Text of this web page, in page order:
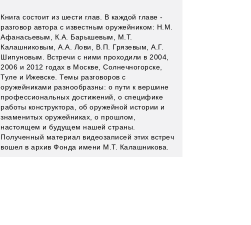
Книга состоит из шести глав. В каждой главе -
разговор автора с известным оружейником: Н.М.
Афанасьевым, К.А. Барышевым, М.Т.
Калашниковым, А.А. Лови, В.П. Грязевым, А.Г.
Шипуновым. Встречи с ними проходили в 2004,
2006 и 2012 годах в Москве, Солнечногорске,
Туле и Ижевске. Темы разговоров с
оружейниками разнообразны: о пути к вершине
профессиональных достижений, о специфике
работы конструктора, об оружейной истории и
знаменитых оружейниках, о прошлом,
настоящем и будущем нашей страны.
Полученный материал видеозаписей этих встреч
вошел в архив Фонда имени М.Т. Калашникова.